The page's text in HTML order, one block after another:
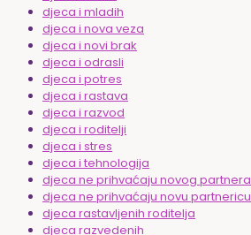
djeca i mladih
djeca i nova veza
djeca i novi brak
djeca i odrasli
djeca i potres
djeca i rastava
djeca i razvod
djeca i roditelji
djeca i stres
djeca i tehnologija
djeca ne prihvaćaju novog partnera
djeca ne prihvaćaju novu partnericu
djeca rastavljenih roditelja
djeca razvedenih